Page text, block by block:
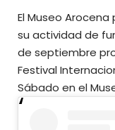
ElMuseo Arocena
su actividad de
de septiembre
Festival
Sábado en el